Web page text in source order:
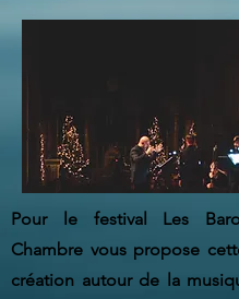
Pour le festival Les
Chambre vous propose
création autour de la